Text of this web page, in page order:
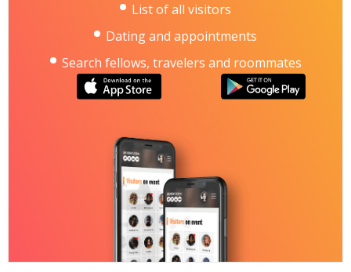
List of all visitors
Dating and appointments
Search fellows, travelers and roommates